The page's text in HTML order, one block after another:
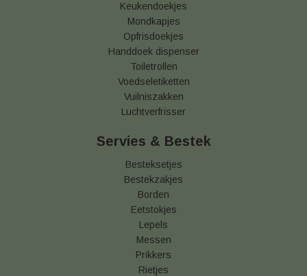
Keukendoekjes
Mondkapjes
Opfrisdoekjes
Handdoek dispenser
Toiletrollen
Voedseletiketten
Vuilniszakken
Luchtverfrisser
Servies & Bestek
Besteksetjes
Bestekzakjes
Borden
Eetstokjes
Lepels
Messen
Prikkers
Rietjes